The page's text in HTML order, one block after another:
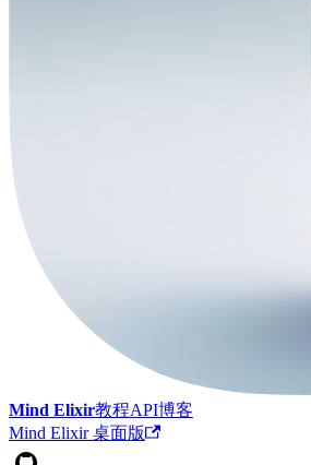
Mind Elixir教程API博客
Mind Elixir 桌面版